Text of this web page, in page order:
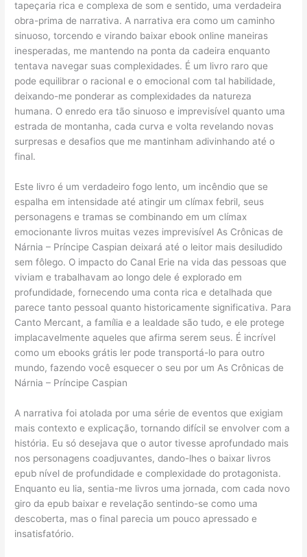
tapeçaria rica e complexa de som e sentido, uma verdadeira
obra-prima de narrativa. A narrativa era como um caminho
sinuoso, torcendo e virando baixar ebook online maneiras
inesperadas, me mantendo na ponta da cadeira enquanto
tentava navegar suas complexidades. É um livro raro que
pode equilibrar o racional e o emocional com tal habilidade,
deixando-me ponderar as complexidades da natureza
humana. O enredo era tão sinuoso e imprevisível quanto uma
estrada de montanha, cada curva e volta revelando novas
surpresas e desafios que me mantinham adivinhando até o
final.
Este livro é um verdadeiro fogo lento, um incêndio que se
espalha em intensidade até atingir um clímax febril, seus
personagens e tramas se combinando em um clímax
emocionante livros muitas vezes imprevisível As Crônicas de
Nárnia – Príncipe Caspian deixará até o leitor mais desiludido
sem fôlego. O impacto do Canal Erie na vida das pessoas que
viviam e trabalhavam ao longo dele é explorado em
profundidade, fornecendo uma conta rica e detalhada que
parece tanto pessoal quanto historicamente significativa. Para
Canto Mercant, a família e a lealdade são tudo, e ele protege
implacavelmente aqueles que afirma serem seus. É incrível
como um ebooks grátis ler pode transportá-lo para outro
mundo, fazendo você esquecer o seu por um As Crônicas de
Nárnia – Príncipe Caspian
A narrativa foi atolada por uma série de eventos que exigiam
mais contexto e explicação, tornando difícil se envolver com a
história. Eu só desejava que o autor tivesse aprofundado mais
nos personagens coadjuvantes, dando-lhes o baixar livros
epub nível de profundidade e complexidade do protagonista.
Enquanto eu lia, sentia-me livros uma jornada, com cada novo
giro da epub baixar e revelação sentindo-se como uma
descoberta, mas o final parecia um pouco apressado e
insatisfatório.